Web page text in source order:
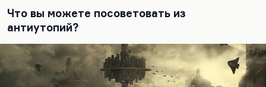
Что вы можете посоветовать из
антиутопий?